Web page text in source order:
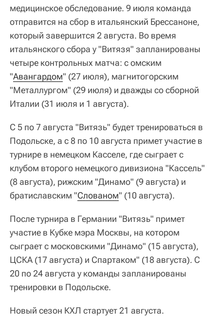
медицинское обследование. 9 июля команда
отправится на сбор в итальянский Брессаноне,
который завершится 2 августа. Во время
итальянского сбора у "Витязя" запланированы
четыре контрольных матча: с омским
"Авангардом" (27 июля), магнитогорским
"Металлургом" (29 июля) и дважды со сборной
Италии (31 июля и 1 августа).
С 5 по 7 августа "Витязь" будет тренироваться в
Подольске, а с 8 по 10 августа примет участие в
турнире в немецком Касселе, где сыграет с
клубом второго немецкого дивизиона "Кассель"
(8 августа), рижским "Динамо" (9 августа) и
братиславским "Слованом" (10 августа).
После турнира в Германии "Витязь" примет
участие в Кубке мэра Москвы, на котором
сыграет с московскими "Динамо" (15 августа),
ЦСКА (17 августа) и Спартаком" (18 августа). С
20 по 24 августа у команды запланированы
тренировки в Подольске.
Новый сезон КХЛ стартует 21 августа.